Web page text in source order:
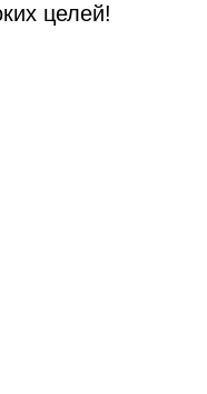
целей!